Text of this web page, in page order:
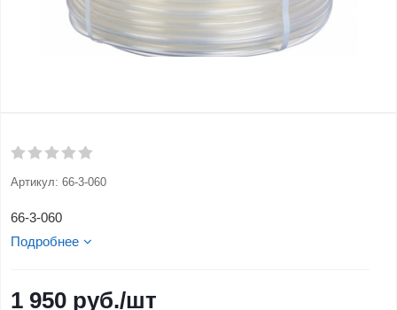
Артикул: 66-3-060
66-3-060
Подробнее
1 950 руб./шт